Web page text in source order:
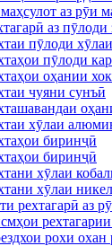
аз рӯи
аз пӯлоди
пӯлоди хӯлаи
пӯлоди
оҳании
чуяни сунъӣ
хӯлаи
биринҷӣ
биринҷӣ
хӯлаи
хӯлаи никел
рехтагарӣ аз
рохи охан